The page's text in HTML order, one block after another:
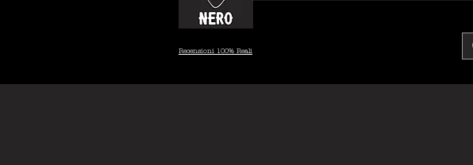
Recensioni 100% Reali